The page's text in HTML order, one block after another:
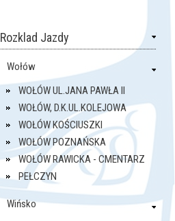
Rozklad Jazdy
Wołów
WOŁÓW UL.JANA PAWŁA II
WOŁÓW, D.K.UL.KOLEJOWA
WOŁÓW KOŚCIUSZKI
WOŁÓW POZNAŃSKA
WOŁÓW RAWICKA - CMENTARZ
PEŁCZYN
Wińsko